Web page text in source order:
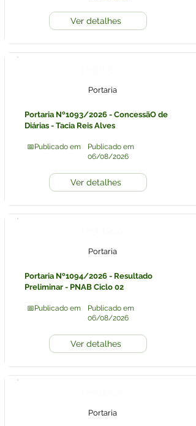
Ver detalhes
Portaria
Portaria Nº1093/2026 - ConcessãO de
Diárias - Tacia Reis Alves
📅Publicado em
Publicado em
06/08/2026
Ver detalhes
Portaria
Portaria Nº1094/2026 - Resultado
Preliminar - PNAB Ciclo 02
📅Publicado em
Publicado em
06/08/2026
Ver detalhes
Portaria